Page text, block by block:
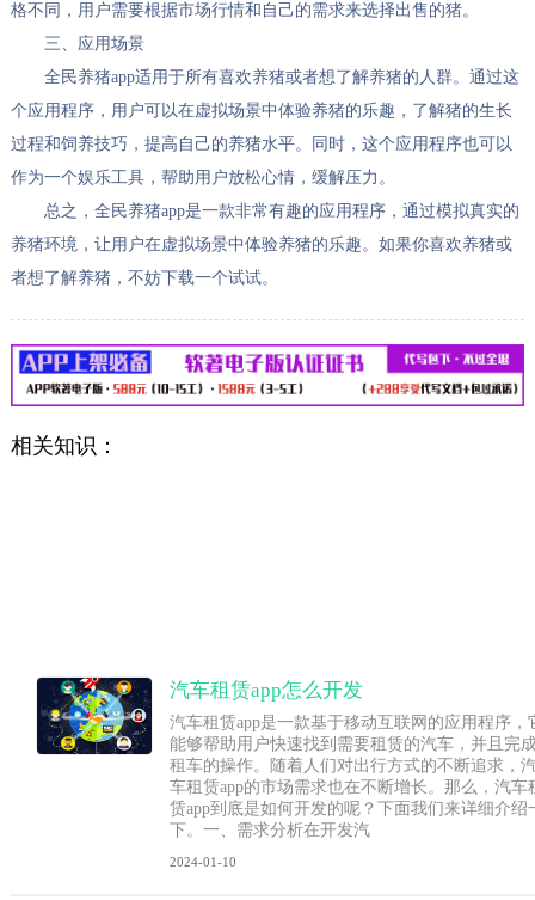
格不同，用户需要根据市场行情和自己的需求来选择出售的猪。
三、应用场景
全民养猪app适用于所有喜欢养猪或者想了解养猪的人群。通过这
个应用程序，用户可以在虚拟场景中体验养猪的乐趣，了解猪的生长
过程和饲养技巧，提高自己的养猪水平。同时，这个应用程序也可以
作为一个娱乐工具，帮助用户放松心情，缓解压力。
总之，全民养猪app是一款非常有趣的应用程序，通过模拟真实的
养猪环境，让用户在虚拟场景中体验养猪的乐趣。如果你喜欢养猪或
者想了解养猪，不妨下载一个试试。
相关知识：
汽车租赁app怎么开发
汽车租赁app是一款基于移动互联网的应用程序，
能够帮助用户快速找到需要租赁的汽车，并且完
租车的操作。随着人们对出行方式的不断追求，
车租赁app的市场需求也在不断增长。那么，汽车
赁app到底是如何开发的呢？下面我们来详细介绍
下。一、需求分析在开发汽
2024-01-10